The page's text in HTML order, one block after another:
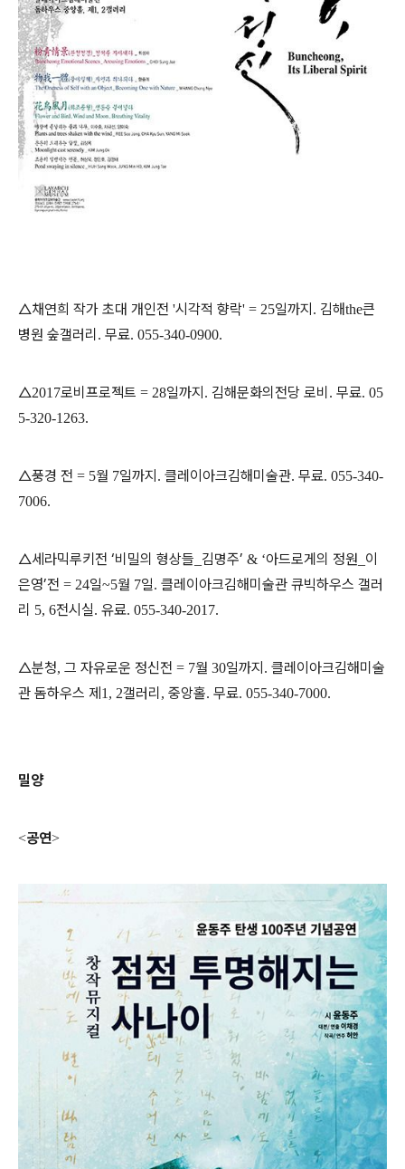
△채연희 작가 초대 개인전 '시각적 향락' = 25일까지 . 김해the큰
병원 숲갤러리 . 무료. 055-340-0900.
△2017로비프로젝트 = 28일까지 . 김해문화의전당 로비 . 무료. 05
5-320-1263.
△풍경 전 = 5월 7일까지 . 클레이아크김해미술관. 무료. 055-340-
7006.
△세라믹루키전 ‘비밀의 형상들 김명주’ & ‘아드로게의 정원 이
은영’전 = 24일~5월 7일. 클레이아크김해미술관 큐빅하우스 갤러
리 5, 6전시실. 유료. 055-340-2017.
△분청, 그 자유로운 정신전 = 7월 30일까지 . 클레이아크김해미술
관 돔하우스 제 1, 2갤러리 , 중앙홀. 무료. 055-340-7000.
밀양
<공연>